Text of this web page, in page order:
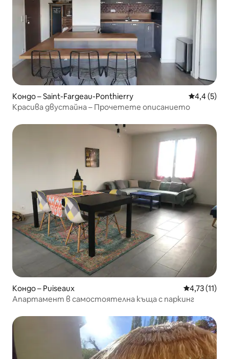
Кондо – Saint-Fargeau-Ponthierry Средна
4,4 (5)
Красива двустайна – Прочетете описанието
Кондо – Puiseaux Средна
4,73 (11)
Апартамент в самостоятелна къща с паркинг